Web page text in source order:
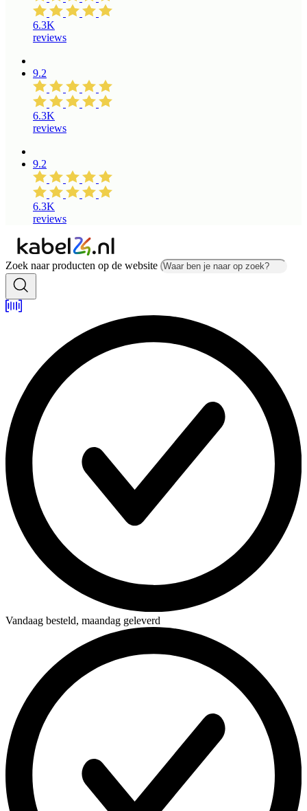
6.3K
reviews
9.2
6.3K
reviews
9.2
6.3K
reviews
Zoek naar producten op de website
Vandaag besteld, maandag geleverd